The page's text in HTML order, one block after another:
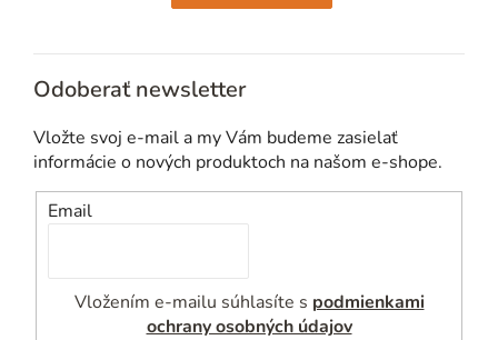
Odoberať newsletter
Vložte svoj e-mail a my Vám budeme zasielať
informácie o nových produktoch na našom e-shope.
Email
Vložením e-mailu súhlasíte s podmienkami
ochrany osobných údajov